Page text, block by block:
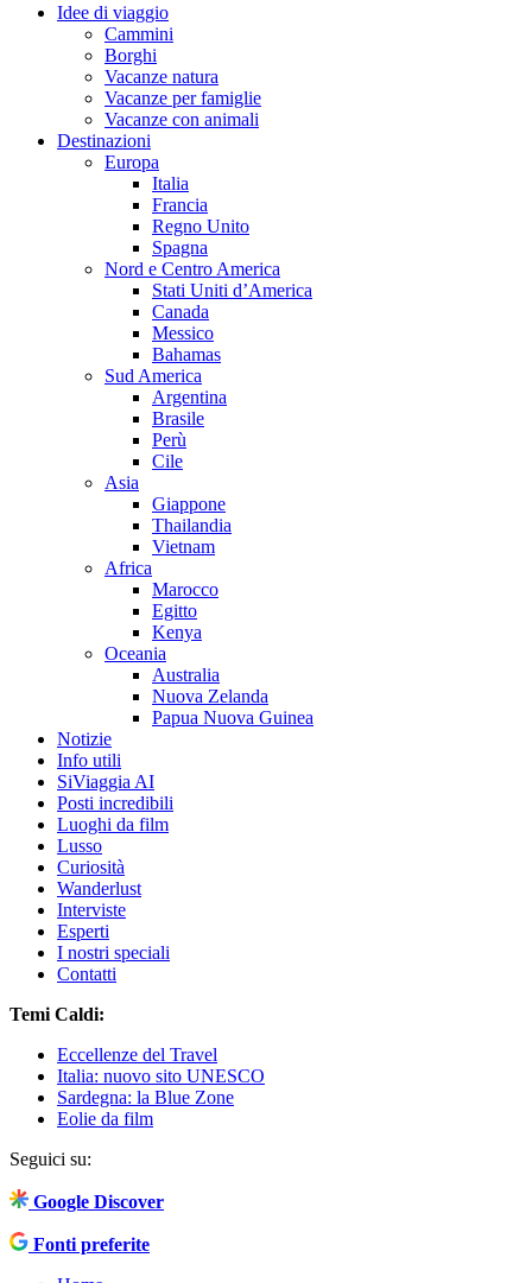
Idee di viaggio
Cammini
Borghi
Vacanze natura
Vacanze per famiglie
Vacanze con animali
Destinazioni
Europa
Italia
Francia
Regno Unito
Spagna
Nord e Centro America
Stati Uniti d’America
Canada
Messico
Bahamas
Sud America
Argentina
Brasile
Perù
Cile
Asia
Giappone
Thailandia
Vietnam
Africa
Marocco
Egitto
Kenya
Oceania
Australia
Nuova Zelanda
Papua Nuova Guinea
Notizie
Info utili
SiViaggia AI
Posti incredibili
Luoghi da film
Lusso
Curiosità
Wanderlust
Interviste
Esperti
I nostri speciali
Contatti
Temi Caldi:
Eccellenze del Travel
Italia: nuovo sito UNESCO
Sardegna: la Blue Zone
Eolie da film
Seguici su:
Google Discover
Fonti preferite